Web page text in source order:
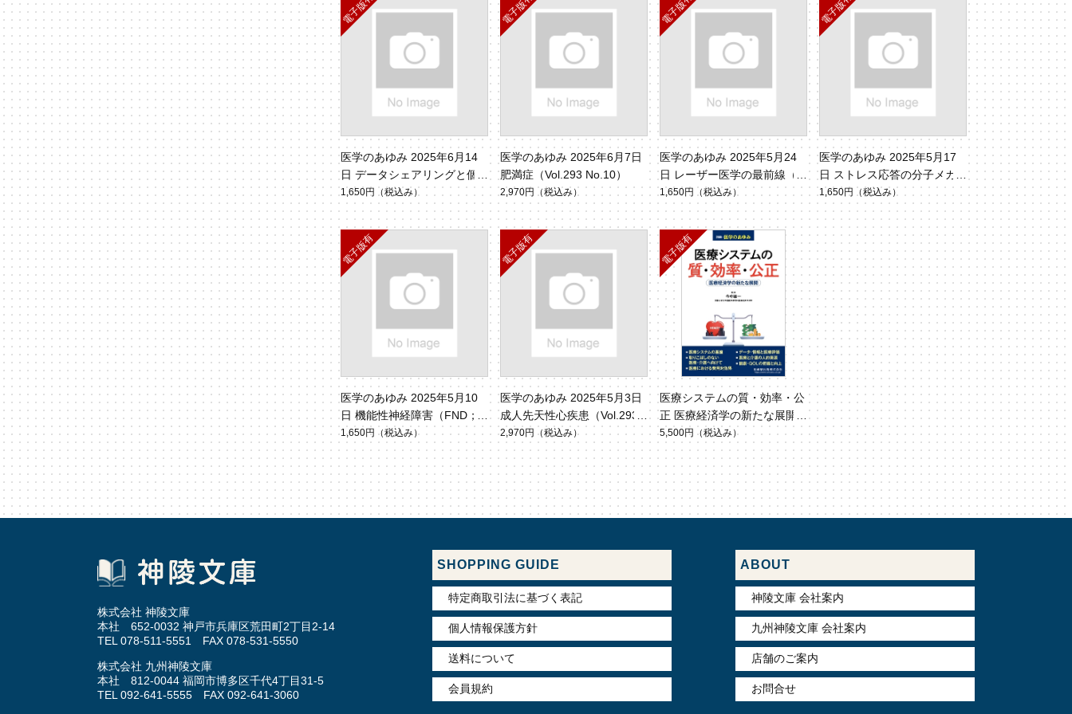
医学のあゆみ 2025年6月14
日 データシェアリングと個
人情報保護の課題（Vol.293
No.11）
1,650円 （税込み）
医学のあゆみ 2025年6月7日
肥満症（Vol.293 No.10）
2,970円 （税込み）
医学のあゆみ 2025年5月24
日 レーザー医学の最前線（V
ol.293 No.8）
1,650円 （税込み）
医学のあゆみ 2025年5月17
日 ストレス応答の分子メカ
ニズム（Vol.293 No.7）
1,650円 （税込み）
医学のあゆみ 2025年5月10
日 機能性神経障害（FND；
ヒステリー）診療の近年の革
命的変化（Vol.293 No.6）
1,650円 （税込み）
医学のあゆみ 2025年5月3日
成人先天性心疾患（Vol.293
No.5）
2,970円 （税込み）
医療システムの質・効率・公
正 医療経済学の新たな展開
（別冊「医学のあゆみ」）
5,500円 （税込み）
株式会社 神陵文庫
本社 652-0032 神戸市兵庫区荒田町2丁目2-14
TEL 078-511-5551 FAX 078-531-5550
株式会社 九州神陵文庫
本社 812-0044 福岡市博多区千代4丁目31-5
TEL 092-641-5555 FAX 092-641-3060
SHOPPING GUIDE
特定商取引法に基づく表記
個人情報保護方針
送料について
会員規約
ABOUT
神陵文庫 会社案内
九州神陵文庫 会社案内
店舗のご案内
お問合せ